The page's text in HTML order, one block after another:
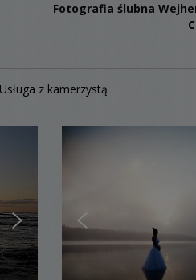
Fotografia ślubna
Usługa z kamerzystą